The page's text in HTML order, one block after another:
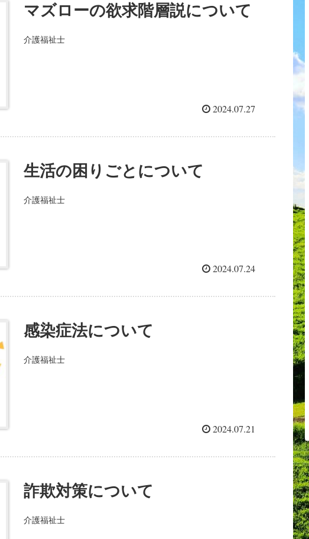
マズローの欲求階層説について
介護福祉士
2024.07.27
生活の困りごとについて
介護福祉士
2024.07.24
感染症法について
介護福祉士
2024.07.21
詐欺対策について
介護福祉士